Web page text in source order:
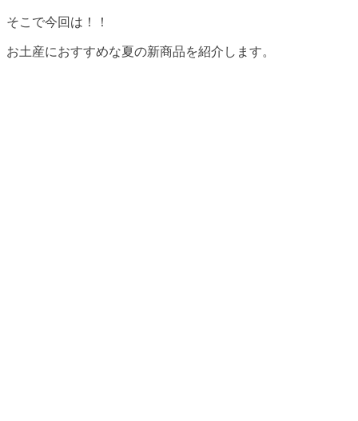
そこで今回は！！
お土産におすすめな夏の新商品を紹介します。